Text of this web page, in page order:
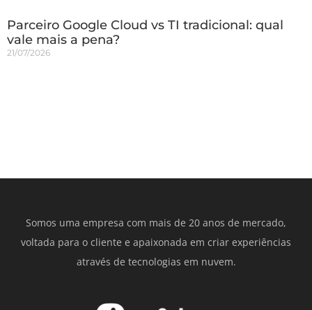
Parceiro Google Cloud vs TI tradicional: qual
vale mais a pena?
21/07/2026
Somos uma empresa com mais de 20 anos de mercado,
voltada para o cliente e apaixonada em criar experiências
através de tecnologias em nuvem.